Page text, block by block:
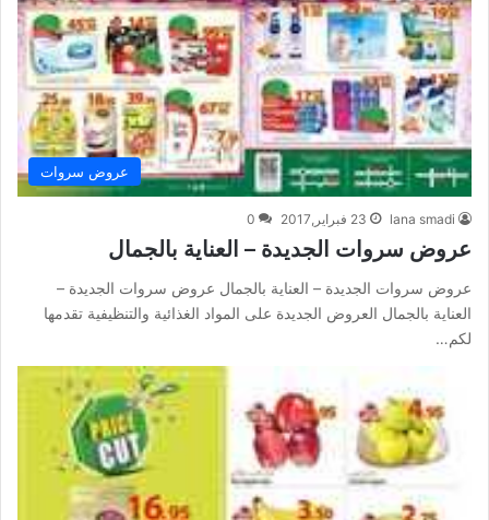
عروض سروات
lana smadi 23 فبراير,2017 0
عروض سروات الجديدة – العناية بالجمال
عروض سروات الجديدة – العناية بالجمال عروض سروات الجديدة –
العناية بالجمال العروض الجديدة على المواد الغذائية والتنظيفية تقدمها
لكم…